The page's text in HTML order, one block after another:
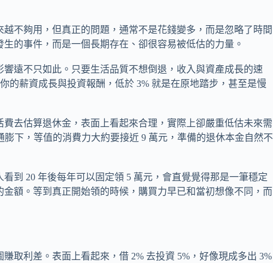
不夠用，但真正的問題，通常不是花錢變多，而是忽略了時間
的事件，而是一個長期存在、卻很容易被低估的力量。
遠不只如此。只要生活品質不想倒退，收入與資產成長的速
的薪資成長與投資報酬，低於 3% 就是在原地踏步，甚至是慢
去估算退休金，表面上看起來合理，實際上卻嚴重低估未來需
下，等值的消費力大約要接近 9 萬元，準備的退休本金自然不
到 20 年後每年可以固定領 5 萬元，會直覺覺得那是一筆穩定
額。等到真正開始領的時候，購買力早已和當初想像不同，而
取利差。表面上看起來，借 2% 去投資 5%，好像現成多出 3%